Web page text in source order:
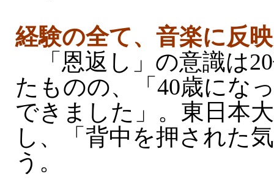
経験の全て、音楽に反映
「恩返し」の意識は
たものの、「40歳にな
できました」。東日本
し、「背中を押された
う。